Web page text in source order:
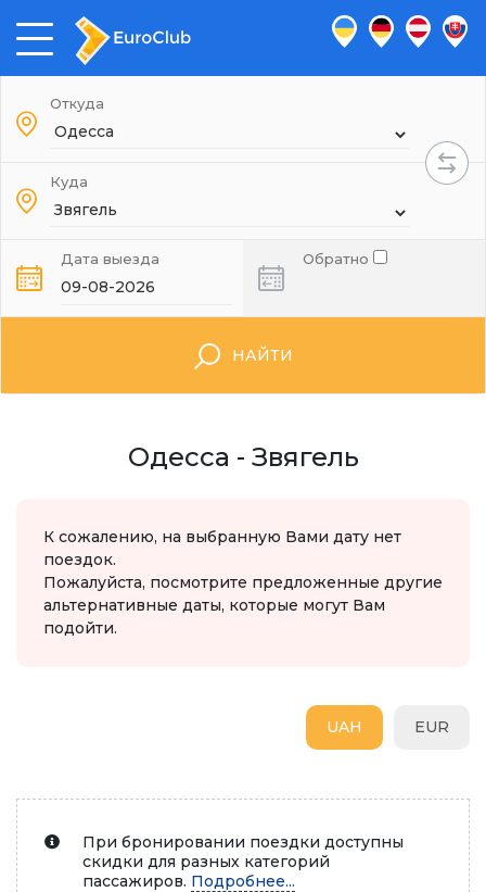
Откуда
Куда
Дата выезда Обратно
НАЙТИ
Одесса - Звягель
К сожалению, на выбранную Вами дату нет
поездок.
Пожалуйста, посмотрите предложенные другие
альтернативные даты, которые могут Вам
подойти.
EUR
UAH
При бронировании поездки доступны
скидки для разных категорий
пассажиров. Подробнее...